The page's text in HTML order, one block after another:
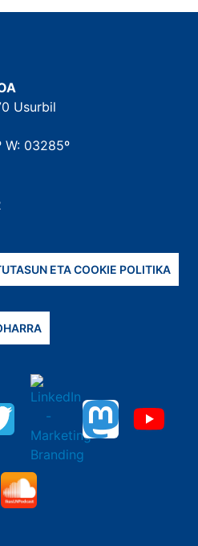
Usurbil
W: 03285º
ETA COOKIE POLITIKA